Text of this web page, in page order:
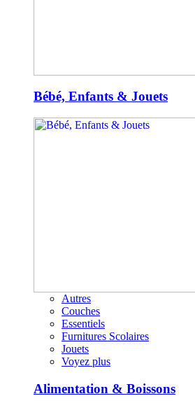
Bébé, Enfants & Jouets
Autres
Couches
Essentiels
Furnitures Scolaires
Jouets
Voyez plus
Alimentation & Boissons